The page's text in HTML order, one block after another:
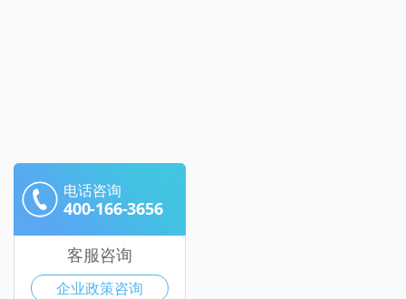
电话咨询
400-166-3656
客服咨询
企业政策咨询